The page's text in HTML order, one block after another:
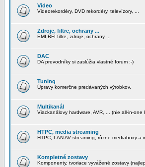
Video
Videorekordéry, DVD rekordéry, televízory, ...
Zdroje, filtre, ochrany ...
EMI,RFI filtre, zdroje, ochrany ...
DAC
DA prevodníky si zaslúžia vlastné forum :-)
Tuning
Úpravy komerčne predávaných výrobkov.
Multikanál
Viackanálovy hardware, AVR, ... (nie all-in-one
HTPC, media streaming
HTPC, LAN AV streaming, rôzne mediaboxy a
Kompletné zostavy
Komponenty, tvoriace vyvážené zostavy